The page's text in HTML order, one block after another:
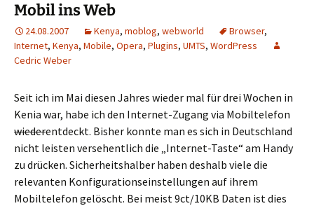
Mobil ins Web
24.08.2007 Kenya, moblog, webworld Browser,
Internet, Kenya, Mobile, Opera, Plugins, UMTS, WordPress
Cedric Weber
Seit ich im Mai diesen Jahres wieder mal für drei Wochen in
Kenia war, habe ich den Internet-Zugang via Mobiltelefon
wiederentdeckt. Bisher konnte man es sich in Deutschland
nicht leisten versehentlich die „Internet-Taste“ am Handy
zu drücken. Sicherheitshalber haben deshalb viele die
relevanten Konfigurationseinstellungen auf ihrem
Mobiltelefon gelöscht. Bei meist 9ct/10KB Daten ist dies